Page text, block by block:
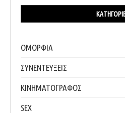
ΟΜΟΡΦΙΑ
ΣΥΝΕΝΤΕΥΞΕΙΣ
ΚΙΝΗΜΑΤΟΓΡΑΦΟΣ
SEX